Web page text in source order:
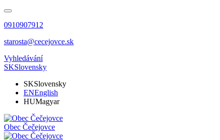
0910907912
starosta@cecejovce.sk
Vyhledávání
SKSlovensky
SKSlovensky
ENEnglish
HUMagyar
Obec Čečejovce